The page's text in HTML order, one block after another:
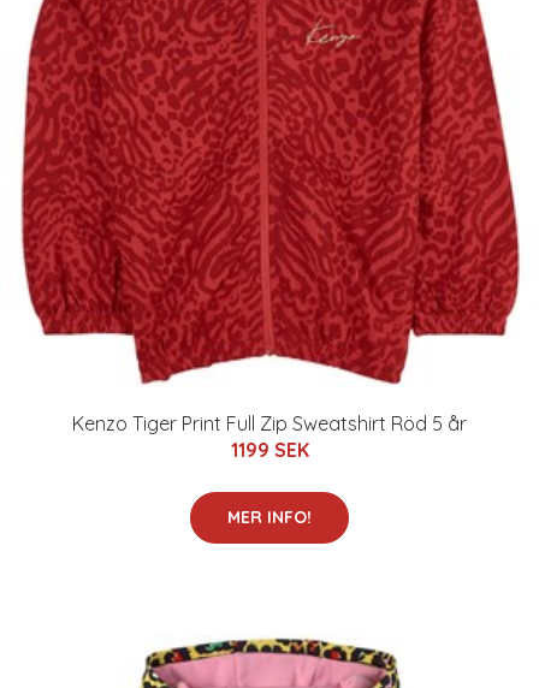
Kenzo Tiger Print Full Zip Sweatshirt Röd 5 år
1199 SEK
MER INFO!